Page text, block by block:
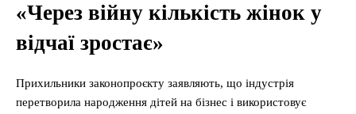
«Через війну кількість жінок у
відчаї зростає»
Прихильники законопроєкту заявляють, що індустрія
перетворила народження дітей на бізнес і використовує